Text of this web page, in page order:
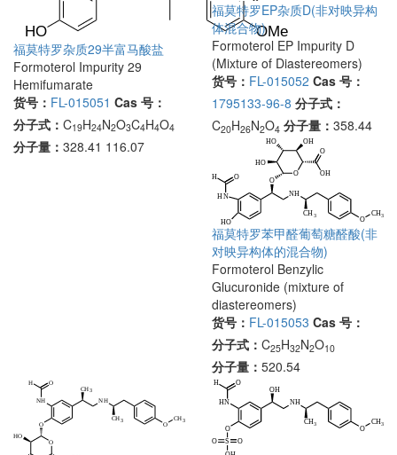
福莫特罗杂质29半富马酸盐
Formoterol Impurity 29
Hemifumarate
货号： FL-015051 Cas 号：
分子式： C19H24N2O3C4H4O4
分子量： 328.41 116.07
福莫特罗EP杂质D(非对映异构
体混合物)
Formoterol EP Impurity D
(Mixture of Diastereomers)
货号： FL-015052 Cas 号：
1795133-96-8 分子式：
C20H26N2O4 分子量： 358.44
福莫特罗苯甲醛葡萄糖醛酸(非
对映异构体的混合物)
Formoterol Benzylic
Glucuronide (mixture of
diastereomers)
货号： FL-015053 Cas 号：
分子式： C25H32N2O10
分子量： 520.54